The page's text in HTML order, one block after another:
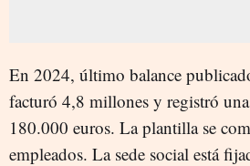
En 2024, último balance
facturó 4,8 millones y registró
180.000 euros. La plantilla se
empleados. La sede social está